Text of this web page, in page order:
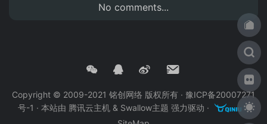
No comments...
Copyright © 2009-2021 铭创网络 版权所有 · 豫ICP备20007271
号-1 · 本站由 腾讯云主机 & Swallow主题 强力驱动 ·
·